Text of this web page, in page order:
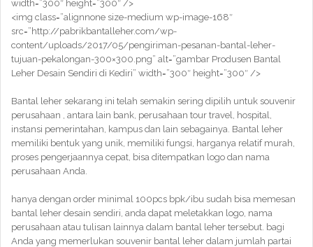
width=”300″ height=”300″ />
<img class=”alignnone size-medium wp-image-168″
src=”http://pabrikbantalleher.com/wp-
content/uploads/2017/05/pengiriman-pesanan-bantal-leher-
tujuan-pekalongan-300×300.png” alt=”gambar Produsen Bantal
Leher Desain Sendiri di Kediri” width=”300″ height=”300″ />
Bantal leher sekarang ini telah semakin sering dipilih untuk souvenir
perusahaan , antara lain bank, perusahaan tour travel, hospital,
instansi pemerintahan, kampus dan lain sebagainya. Bantal leher
memiliki bentuk yang unik, memiliki fungsi, harganya relatif murah,
proses pengerjaannya cepat, bisa ditempatkan logo dan nama
perusahaan Anda.
hanya dengan order minimal 100pcs bpk/ibu sudah bisa memesan
bantal leher desain sendiri, anda dapat meletakkan logo, nama
perusahaan atau tulisan lainnya dalam bantal leher tersebut. bagi
Anda yang memerlukan souvenir bantal leher dalam jumlah partai